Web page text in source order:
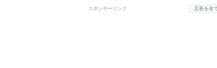
スポンサーリンク 広告を全